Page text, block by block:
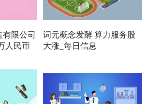
限公司
人民币
词元概念发酵 算力服务股
大涨_每日信息